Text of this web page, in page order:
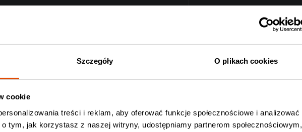
Szczegóły O plikach cookies
cookie
treści i reklam, aby oferować funkcje społecznościowe i analizować
tym, jak korzystasz z naszej witryny, udostępniamy partnerom społecznościowym,